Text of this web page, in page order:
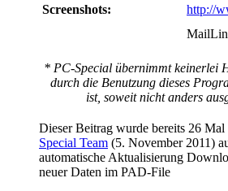
Screenshots:
http://
* PC-Special übernimmt keinerlei
durch die Benutzung dieses
ist, soweit nicht anders
Dieser Beitrag wurde bereits 26
Special Team (5. November 2011)
automatische Aktualisierung
neuer Daten im PAD-File